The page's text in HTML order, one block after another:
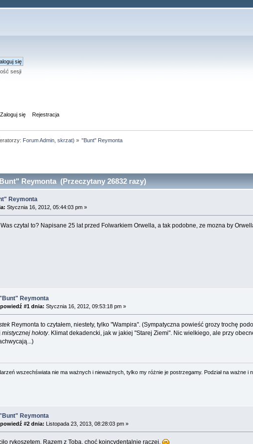
sesji
Zaloguj się Rejestracja
Forum Admin, skrzat) » "Bunt" Reymonta
Reymonta (Przeczytany 26832 razy)
Reymonta
Stycznia 16, 2012, 05:44:03 pm »
czytal to? Napisane 25 lat przed Folwarkiem Orwella, a tak podobne, ze mozna by
Reymonta
#1 dnia: Stycznia 16, 2012, 09:53:18 pm »
Reymonta to czytałem, niestety, tylko "Wampira". (Sympatyczna powieść grozy trochę
mistycznej hołoty. Klimat dekadencki, jak w jakiej "Starej Ziemi". Nic wielkiego, ale przy
wszechświata nie ma ważnych i nieważnych, tylko my różnie je postrzegamy. Podział na ważne i
Reymonta
#2 dnia: Listopada 23, 2013, 08:28:03 pm »
rykoszetem. Razem z Tobą, choć koincydentalnie raczej.